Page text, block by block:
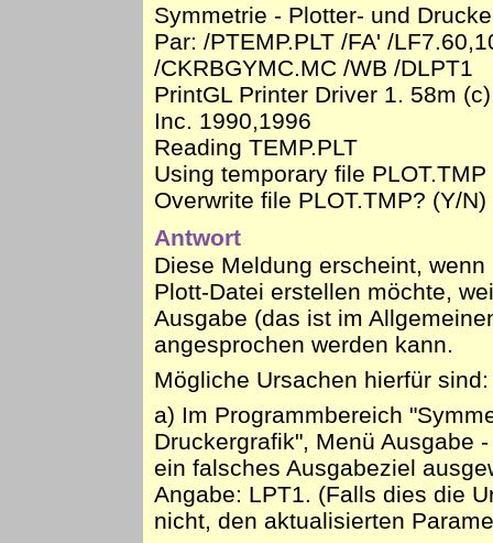
Symmetrie - Plotter- und
Par: /PTEMP.PLT /FA' /
/CKRBGYMC.MC /WB /DLPT1
PrintGL Printer Driver 1. 58m
Inc. 1990,1996
Reading TEMP.PLT
Using temporary file PLOT.TMP
Overwrite file PLOT.TMP? (Y/N)
Antwort
Diese Meldung erscheint,
Plott-Datei erstellen möchte,
Ausgabe (das ist im
angesprochen werden kann.
Mögliche Ursachen hierfür sind:
a) Im Programmbereich
Druckergrafik", Menü Ausgabe
ein falsches Ausgabeziel
Angabe: LPT1. (Falls dies die
nicht, den aktualisierten